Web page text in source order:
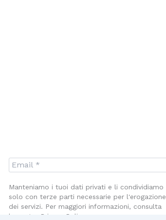
Manteniamo i tuoi dati privati e li condividiamo
solo con terze parti necessarie per l'erogazione
dei servizi. Per maggiori informazioni, consulta
la nostra Privacy Policy.